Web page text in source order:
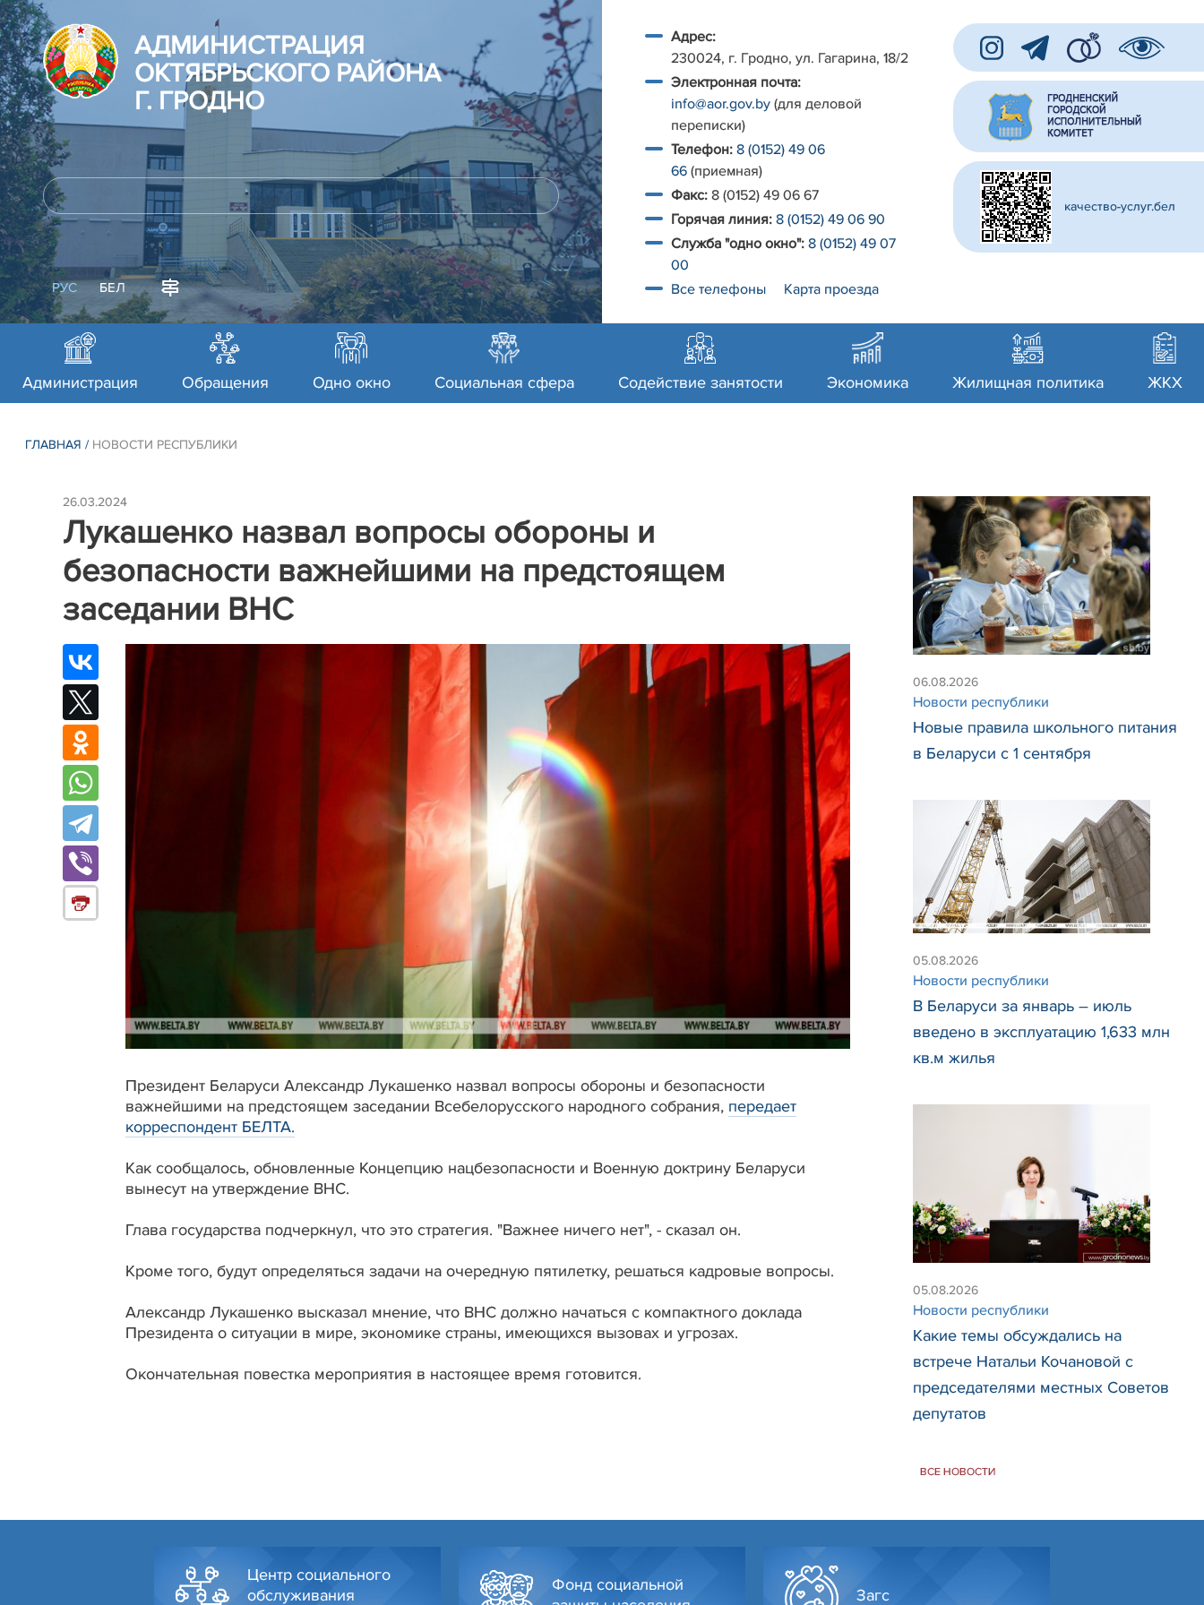
АДМИНИСТРАЦИЯ
ОКТЯБРЬСКОГО РАЙОНА
Г. ГРОДНО
РУС БЕЛ
Адрес:
230024, г. Гродно, ул. Гагарина, 18/2
Электронная почта:
info@aor.gov.by (для деловой
переписки)
Телефон: 8 (0152) 49 06
66 (приемная)
Факс: 8 (0152) 49 06 67
Горячая линия: 8 (0152) 49 06 90
Служба "одно окно": 8 (0152) 49 07
00
Все телефоны
Карта проезда
качество-услуг.бел
Администрация Обращения Одно окно Социальная сфера Содействие занятости Экономика Жилищная политика ЖКХ
ГЛАВНАЯ / НОВОСТИ РЕСПУБЛИКИ
26.03.2024
Лукашенко назвал вопросы обороны и
безопасности важнейшими на предстоящем
заседании ВНС
Президент Беларуси Александр Лукашенко назвал вопросы обороны и безопасности
важнейшими на предстоящем заседании Всебелорусского народного собрания, передает
корреспондент БЕЛТА.
Как сообщалось, обновленные Концепцию нацбезопасности и Военную доктрину Беларуси
вынесут на утверждение ВНС.
Глава государства подчеркнул, что это стратегия. "Важнее ничего нет", - сказал он.
Кроме того, будут определяться задачи на очередную пятилетку, решаться кадровые вопросы.
Александр Лукашенко высказал мнение, что ВНС должно начаться с компактного доклада
Президента о ситуации в мире, экономике страны, имеющихся вызовах и угрозах.
Окончательная повестка мероприятия в настоящее время готовится.
06.08.2026
Новости республики
Новые правила школьного питания
в Беларуси с 1 сентября
05.08.2026
Новости республики
В Беларуси за январь – июль
введено в эксплуатацию 1,633 млн
кв.м жилья
05.08.2026
Новости республики
Какие темы обсуждались на
встрече Натальи Кочановой с
председателями местных Советов
депутатов
ВСЕ НОВОСТИ
Центр социального
обслуживания
Фонд социальной
Загс